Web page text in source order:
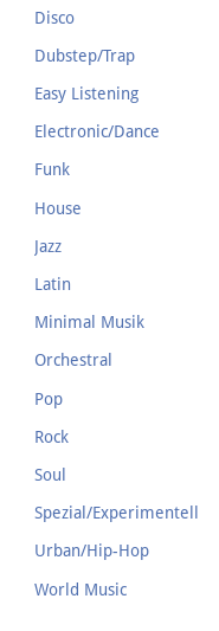
Disco
Dubstep/Trap
Easy Listening
Electronic/Dance
Funk
House
Jazz
Latin
Minimal Musik
Orchestral
Pop
Rock
Soul
Spezial/Experimentell
Urban/Hip-Hop
World Music